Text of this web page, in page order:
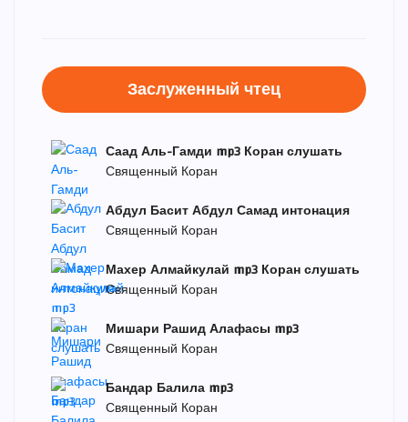
Заслуженный чтец
Саад Аль-Гамди mp3 Коран слушать
Священный Коран
Абдул Басит Абдул Самад интонация
Священный Коран
Махер Алмайкулай mp3 Коран слушать
Священный Коран
Мишари Рашид Алафасы mp3
Священный Коран
Бандар Балила mp3
Священный Коран